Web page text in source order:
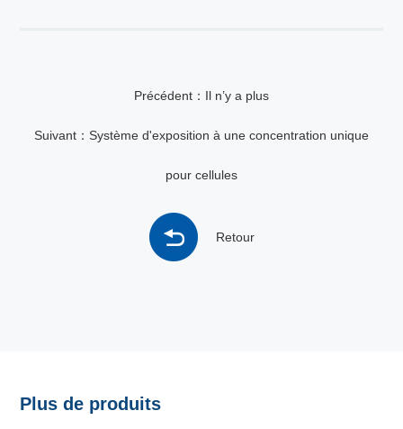
Précédent：Il n’y a plus
Suivant：Système d'exposition à une concentration unique
pour cellules
Retour
Plus de produits